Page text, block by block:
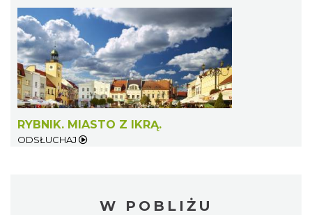
RYBNIK. MIASTO Z IKRĄ.
ODSŁUCHAJ
W POBLIŻU